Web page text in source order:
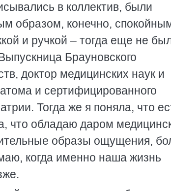
в коллектив, были
образом, конечно,
и ручкой – тогда еще не
Брауновского
доктор медицинских наук и
и сертифицированного
Тогда же я поняла, что
что обладаю даром
образы ощущения,
когда именно наша жизнь